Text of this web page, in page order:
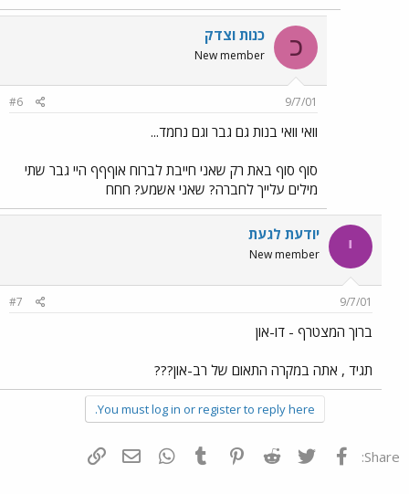
כ כנות וצדק
New member
9/7/01
#6
וואי וואי בנות גם גבר וגם נחמד...
סוף סוף באת רק שאני חייבת לברוח אוףףף היי גבר שתי
מילים עלייך לחברה? שאני אשמע? חחח
י יודעת לגעת
New member
9/7/01
#7
ברוך המצטרף - דו-און
תגיד , אתה במקרה התאום של רב-און???
You must log in or register to reply here.
Share: פייסבוק Twitter
Reddit
Pinterest
Tumblr
WhatsAppדואר אלקטרוני